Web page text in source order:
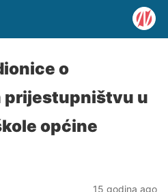
o
prijestupništvu u
općine
15 godina ago